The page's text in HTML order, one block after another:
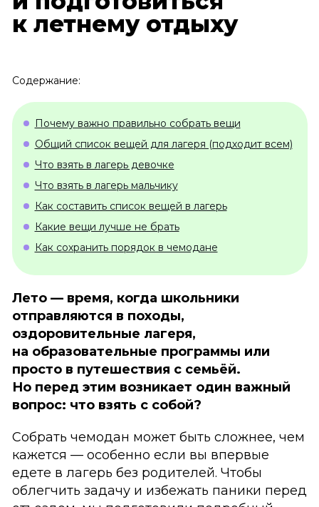
к летнему отдыху
Содержание:
Почему важно правильно собрать вещи
Общий список вещей для лагеря (подходит всем)
Что взять в лагерь девочке
Что взять в лагерь мальчику
Как составить список вещей в лагерь
Какие вещи лучше не брать
Как сохранить порядок в чемодане
Лето — время, когда школьники
отправляются в походы,
оздоровительные лагеря,
на образовательные программы или
просто в путешествия с семьёй.
Но перед этим возникает один важный
вопрос: что взять с собой?
Собрать чемодан может быть сложнее, чем
кажется — особенно если вы впервые
едете в лагерь без родителей. Чтобы
облегчить задачу и избежать паники перед